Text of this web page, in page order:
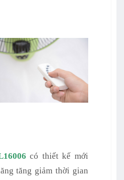
có thiết kế mới
tăng giảm thời gian